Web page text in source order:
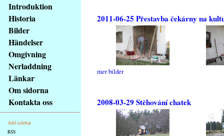
obsah
stránky
Klávesové
zkratky
tomto
webu
základní
Hlavní
strana
Introduktion
Historia
Bilder
Händelser
Omgivning
Nerladdning
Länkar
Om sidorna
Kontakta oss
Add sidebar
RSS
2011-06-25 Přestavba čekárny na
mer bilder
2008-03-29 Stěhování chatek